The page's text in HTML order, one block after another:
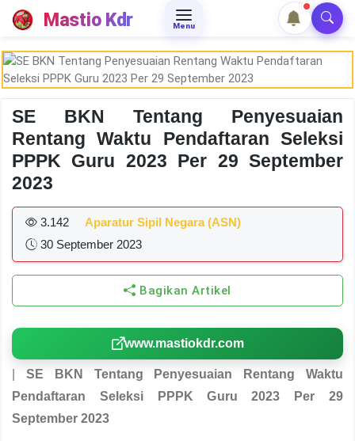
Mastio Kdr Menu
SE BKN Tentang Penyesuaian
Rentang Waktu Pendaftaran Seleksi
PPPK Guru 2023 Per 29 September
2023
3.142
Aparatur Sipil Negara (ASN)
30 September 2023
Bagikan Artikel
www.mastiokdr.com
SE BKN Tentang Penyesuaian Rentang Waktu
Pendaftaran Seleksi PPPK Guru 2023 Per 29
September 2023